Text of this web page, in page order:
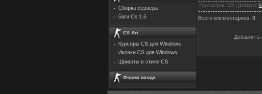
Сборка сервера
Баги Cs 1.6
CS Art
Курсоры CS для Windows
Иконки CS для Windows
Шрифты в стиле CS
Форма входа
Просмотров : 220 | Добавил:
Всего комментариев: 0
Добавлять